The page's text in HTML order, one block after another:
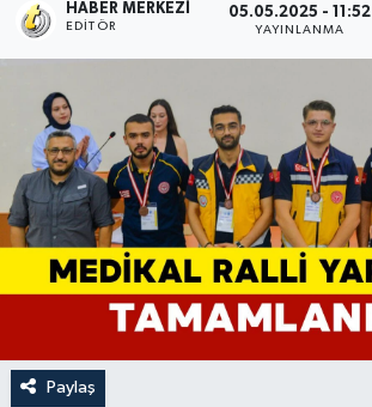
HABER MERKEZI
EDITÖR
05.05.2025 - 11:52
YAYINLANMA
Paylaş